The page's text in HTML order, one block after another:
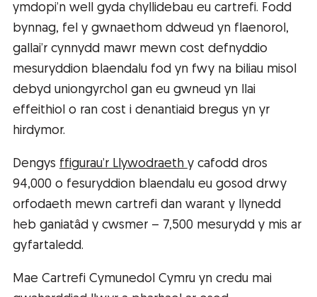
ymdopi’n well gyda chyllidebau eu cartrefi. Fodd
bynnag, fel y gwnaethom ddweud yn flaenorol,
gallai’r cynnydd mawr mewn cost defnyddio
mesuryddion blaendalu fod yn fwy na biliau misol
debyd uniongyrchol gan eu gwneud yn llai
effeithiol o ran cost i denantiaid bregus yn yr
hirdymor.
Dengys ffigurau’r Llywodraeth y cafodd dros
94,000 o fesuryddion blaendalu eu gosod drwy
orfodaeth mewn cartrefi dan warant y llynedd
heb ganiatâd y cwsmer – 7,500 mesurydd y mis ar
gyfartaledd.
Mae Cartrefi Cymunedol Cymru yn credu mai